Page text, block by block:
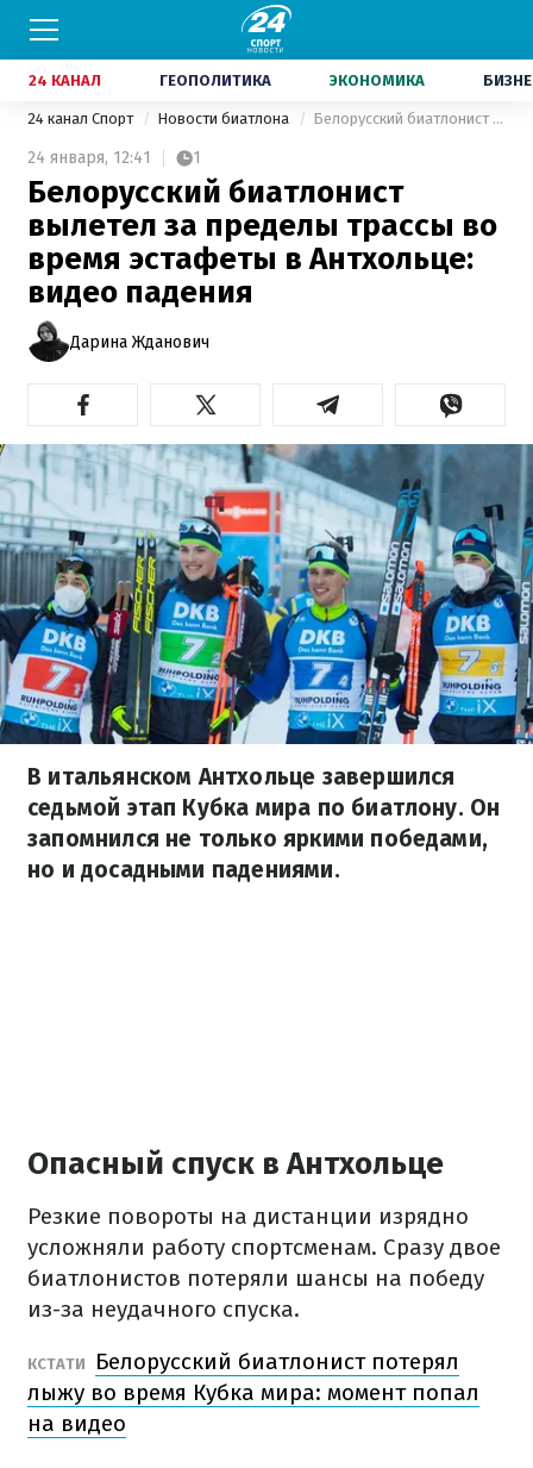
24 КАНАЛ ГЕОПОЛИТИКА ЭКОНОМИКА
24 канал Спорт Новости биатлона Белорусский биатлонист вылетел за пределы трассы во время эстафеты в Антхольце: видео падения
24 января, 12:41 1
Белорусский биатлонист
вылетел за пределы трассы во
время эстафеты в Антхольце:
видео падения
Дарина Жданович
В итальянском Антхольце завершился
седьмой этап Кубка мира по биатлону. Он
запомнился не только яркими победами,
но и досадными падениями.
Опасный спуск в Антхольце
Резкие повороты на дистанции изрядно
усложняли работу спортсменам. Сразу двое
биатлонистов потеряли шансы на победу
из-за неудачного спуска.
КСТАТИ
Белорусский биатлонист потерял
лыжу во время Кубка мира: момент попал
на видео